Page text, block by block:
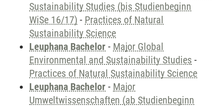
Sustainability Studies (bis Studienbeginn
WiSe 16/17) - Practices of Natural
Sustainability Science
Leuphana Bachelor - Major Global
Environmental and Sustainability Studies -
Practices of Natural Sustainability Science
Leuphana Bachelor - Major
Umweltwissenschaften (ab Studienbeginn